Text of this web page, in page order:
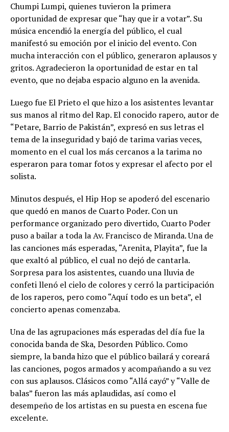
Chumpi Lumpi, quienes tuvieron la primera
oportunidad de expresar que “hay que ir a votar”. Su
música encendió la energía del público, el cual
manifestó su emoción por el inicio del evento. Con
mucha interacción con el público, generaron aplausos y
gritos. Agradecieron la oportunidad de estar en tal
evento, que no dejaba espacio alguno en la avenida.
Luego fue El Prieto el que hizo a los asistentes levantar
sus manos al ritmo del Rap. El conocido rapero, autor de
“Petare, Barrio de Pakistán”, expresó en sus letras el
tema de la inseguridad y bajó de tarima varias veces,
momento en el cual los más cercanos a la tarima no
esperaron para tomar fotos y expresar el afecto por el
solista.
Minutos después, el Hip Hop se apoderó del escenario
que quedó en manos de Cuarto Poder. Con un
performance organizado pero divertido, Cuarto Poder
puso a bailar a toda la Av. Francisco de Miranda. Una de
las canciones más esperadas, “Arenita, Playita”, fue la
que exaltó al público, el cual no dejó de cantarla.
Sorpresa para los asistentes, cuando una lluvia de
confeti llenó el cielo de colores y cerró la participación
de los raperos, pero como “Aquí todo es un beta”, el
concierto apenas comenzaba.
Una de las agrupaciones más esperadas del día fue la
conocida banda de Ska, Desorden Público. Como
siempre, la banda hizo que el público bailará y coreará
las canciones, pogos armados y acompañando a su vez
con sus aplausos. Clásicos como “Allá cayó” y “Valle de
balas” fueron las más aplaudidas, así como el
desempeño de los artistas en su puesta en escena fue
excelente.